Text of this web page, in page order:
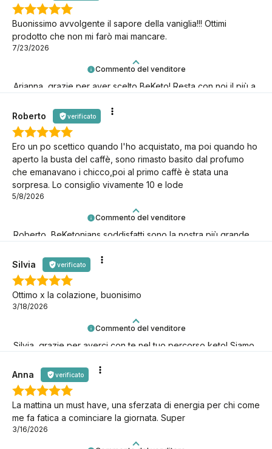
Commento del venditore
Arianna, grazie per aver scelto BeKeto! Resta con noi il più a
Buonissimo avvolgente il sapore della vaniglia!!! Ottimi
prodotto che non mi farò mai mancare.
7/23/2026
Commento del venditore
Roberto, BeKetonians soddisfatti sono la nostra più grande
Roberto verificato
Ero un po scettico quando l'ho acquistato, ma poi quando ho
aperto la busta del caffè, sono rimasto basito dal profumo
che emanavano i chicco,poi al primo caffè è stata una
sorpresa. Lo consiglio vivamente 10 e lode
5/8/2026
Commento del venditore
Silvia, grazie per averci con te nel tuo percorso keto! Siamo
Silvia verificato
Ottimo x la colazione, buonisimo
3/18/2026
Anna verificato
La mattina un must have, una sferzata di energia per chi come
me fa fatica a cominciare la giornata. Super
3/16/2026